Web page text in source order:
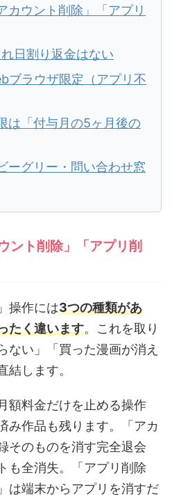
カウント削除」「アプリ
日割り返金はない
ブラウザ限定（アプリ不
は「付与月の5ヶ月後の
ーグリー・問い合わせ窓
ント削除」「アプリ削
操作には3つの種類があ
たく違います。これを取り
ない」「買った漫画が消え
結します。
額料金だけを止める操作
み作品も残ります。「アカ
そのものを消す完全退会
も全消失。「アプリ削除
は端末からアプリを消すだ